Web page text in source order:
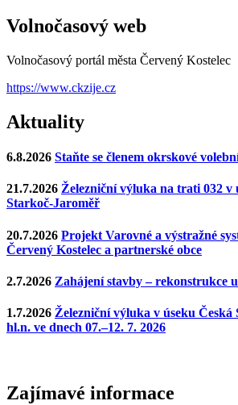
Volnočasový web
Volnočasový portál města Červený Kostelec
https://www.ckzije.cz
Aktuality
6.8.2026 Staňte se členem okrskové
21.7.2026 Železniční výluka na trati 032 v
Starkoč-Jaroměř
20.7.2026 Projekt Varovné a výstražné
Červený Kostelec a partnerské obce
2.7.2026 Zahájení stavby – rekonstrukce
1.7.2026 Železniční výluka v úseku Česká
hl.n. ve dnech 07.–12. 7. 2026
Zajímavé informace